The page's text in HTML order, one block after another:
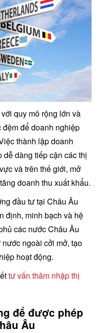
quy mô rộng lớn và
để doanh nghiệp
thành lập doanh
dàng tiếp cận các thị
và trên thế giới, mở
doanh thu xuất khẩu.
đầu tư tại Châu Âu
định, minh bạch và hệ
các nước Châu Âu
ngoài cởi mở, tạo
hoạt động.
tư vấn thâm nhập thị
để được phép
Âu